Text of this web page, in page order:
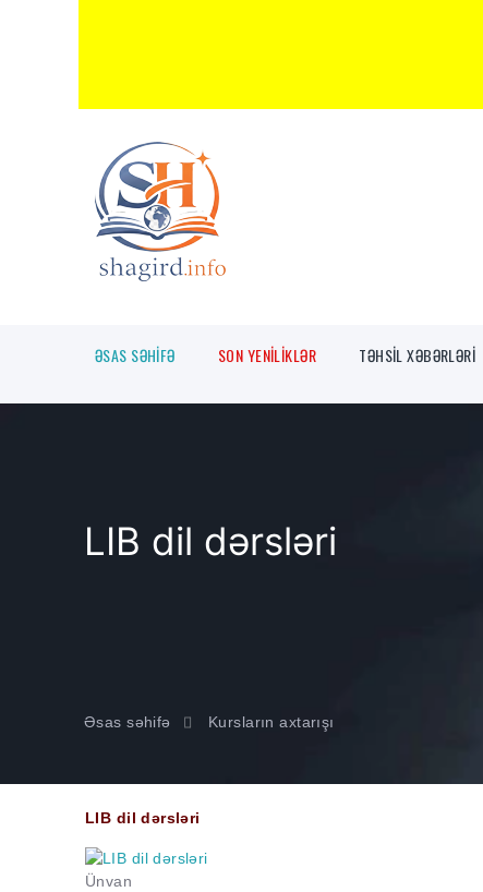
ƏSAS SƏHİFƏ SON YENİLİKLƏR TƏHSİL XƏBƏRLƏRİ
LIB dil dərsləri
Əsas səhifə Kursların axtarışı
LIB dil dərsləri
Ünvan